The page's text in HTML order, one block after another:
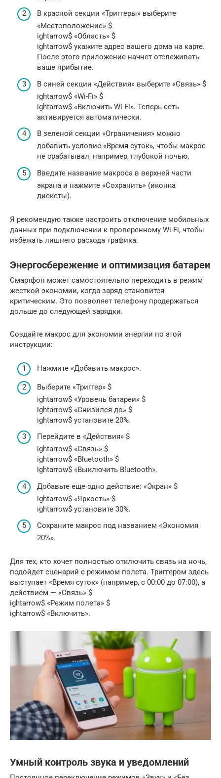
В красной секции «Триггеры» выберите
«Местоположение» $
ightarrow$ «Область» $
ightarrow$ укажите адрес вашего дома на карте.
После этого приложение начнет отслеживать
ваше прибытие.
В синей секции «Действия» выберите «Связь» $
ightarrow$ «Wi-Fi» $
ightarrow$ «Включить Wi-Fi». Теперь сеть
активируется автоматически.
В зеленой секции «Ограничения» можно
добавить условие «Время суток», чтобы макрос
не срабатывал, например, глубокой ночью.
Введите название макроса в верхней части
экрана и нажмите «Сохранить» (иконка
дискеты).
Я рекомендую также настроить отключение мобильных
данных при подключении к проверенному Wi-Fi, чтобы
избежать лишнего расхода трафика.
Энергосбережение и оптимизация батареи
Смартфон может самостоятельно переходить в режим
жесткой экономии, когда заряд становится
критическим. Это позволяет телефону продержаться
дольше до следующей зарядки.
Создайте макрос для экономии энергии по этой
инструкции:
Нажмите «Добавить макрос».
Выберите «Триггер» $
ightarrow$ «Уровень батареи» $
ightarrow$ «Снизился до» $
ightarrow$ установите 20%.
Перейдите в «Действия» $
ightarrow$ «Связь» $
ightarrow$ «Bluetooth» $
ightarrow$ «Выключить Bluetooth».
Добавьте еще одно действие: «Экран» $
ightarrow$ «Яркость» $
ightarrow$ установите 30%.
Сохраните макрос под названием «Экономия
20%».
Для тех, кто хочет полностью отключить связь на ночь,
подойдет сценарий с режимом полета. Триггером здесь
выступает «Время суток» (например, с 00:00 до 07:00), а
действием — «Связь» $
ightarrow$ «Режим полета» $
ightarrow$ «Включить».
Умный контроль звука и уведомлений